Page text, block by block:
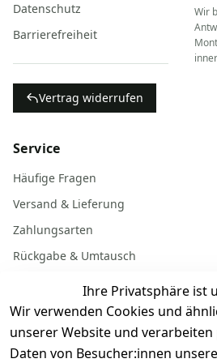
Ihre Privatsphäre ist
Wir verwenden Cookies und
unserer Website und
Daten von Besucher:innen
Datenschutz
Barrierefreiheit
Vertrag widerrufen
Wir
Service
Häufige Fragen
Versand & Lieferung
Zahlungsarten
Rückgabe & Umtausch
Batterieentsorgung